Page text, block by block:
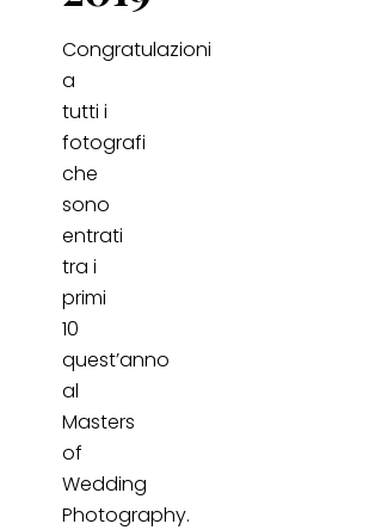
Congratulazioni
a
tutti i
fotografi
che
sono
entrati
tra i
primi
10
quest’anno
al
Masters
of
Wedding
Photography.